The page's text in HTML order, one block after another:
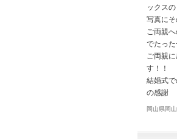
ックス
写真にそ
ご両親
でたった
ご両親
す！！
結婚式
の感謝
岡山県岡